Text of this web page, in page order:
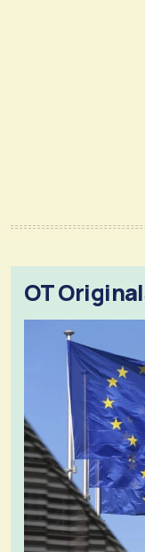
OT